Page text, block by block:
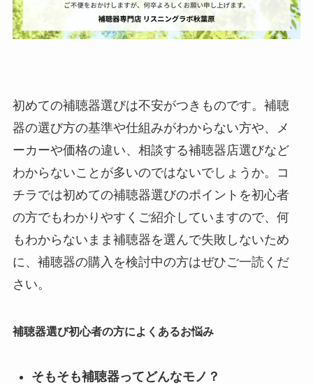
初めての補聴器選びは不安がつきものです。補聴
器の選び方の基準や仕組みがわからない方や、メ
ーカーや価格の違い、相談する補聴器店選びなど
わからないことが多いのではないでしょうか。コ
チラでは初めての補聴器選びのポイントを初心者
の方でもわかりやすくご紹介していますので、何
もわからないまま補聴器を選んで失敗しないため
に、補聴器の購入を検討中の方はぜひご一読くだ
さい。
補聴器選び初心者の方によくあるお悩み
そもそも補聴器ってどんなモノ？